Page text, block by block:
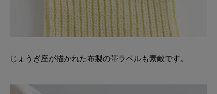
じょうぎ座が描かれた布製の帯ラベルも素敵です。